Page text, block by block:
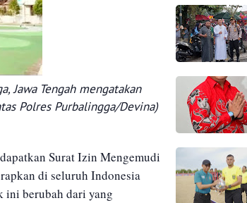
Jawa Tengah mengatakan
Polres Purbalingga/Devina)
Surat Izin Mengemudi
di seluruh Indonesia
ini berubah dari yang